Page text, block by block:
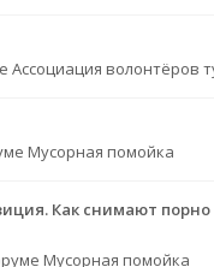
Ассоциация волонтёров
Мусорная помойка
Как снимают
Мусорная помойка